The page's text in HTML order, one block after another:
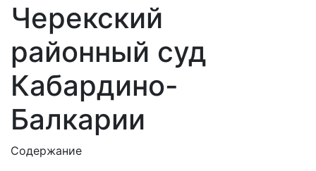
Черекский
районный суд
Кабардино-
Балкарии
Содержание